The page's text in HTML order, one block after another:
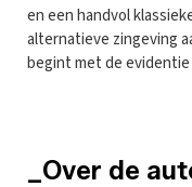
en een handvol
alternatieve zingeving
begint met de evidentie
_Over de